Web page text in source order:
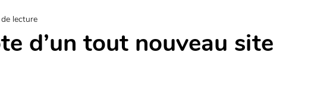
d’un tout nouveau site
lecture